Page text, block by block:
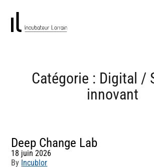
Catégorie : Digital /
innovant
Deep Change Lab
18 juin 2026
By Incublor